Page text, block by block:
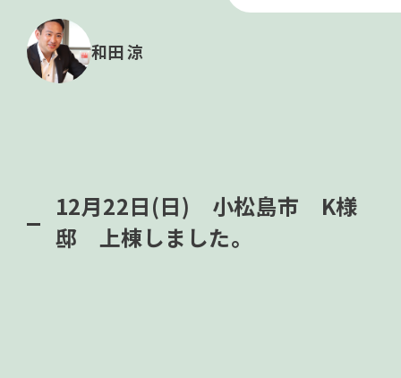
和田 涼
12月22日(日) 小松島市 K様
邸 上棟しました。